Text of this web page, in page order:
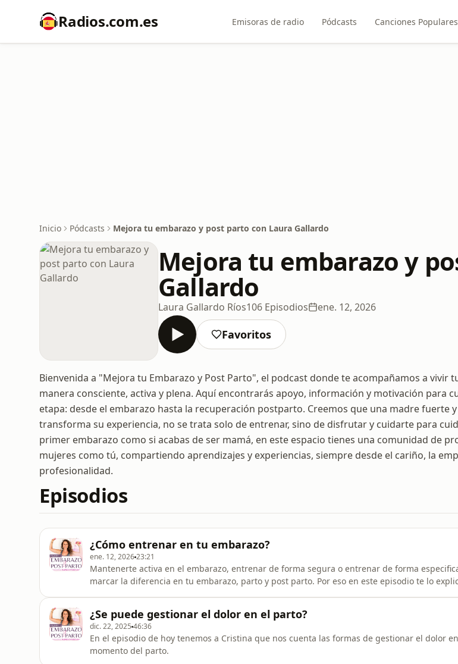
Radios.com.es Emisoras de radio Pódcasts Canciones Populares
Inicio Pódcasts Mejora tu embarazo y post parto con Laura Gallardo
Mejora tu embarazo y
Gallardo
Laura Gallardo Ríos106 Episodios ene. 12, 2026
Favoritos
Bienvenida a "Mejora tu Embarazo y Post Parto", el podcast donde te acompañamos a vivir
manera consciente, activa y plena. Aquí encontrarás apoyo, información y motivación para
etapa: desde el embarazo hasta la recuperación postparto. Creemos que una madre fuerte
transforma su experiencia, no se trata solo de entrenar, sino de disfrutar y cuidarte para
primer embarazo como si acabas de ser mamá, en este espacio tienes una comunidad de
mujeres como tú, compartiendo aprendizajes y experiencias, siempre desde el cariño, la
profesionalidad.
Episodios
¿Cómo entrenar en tu embarazo?
ene. 12, 202623:21
Mantenerte activa en el embarazo, entrenar de forma segura o entrenar de forma
marcar la diferencia en tu embarazo, parto y post parto. Por eso en este episodio te lo
¿Se puede gestionar el dolor en el parto?
dic. 22, 2025 46:36
En el episodio de hoy tenemos a Cristina que nos cuenta las formas de gestionar el dolor
momento del parto.